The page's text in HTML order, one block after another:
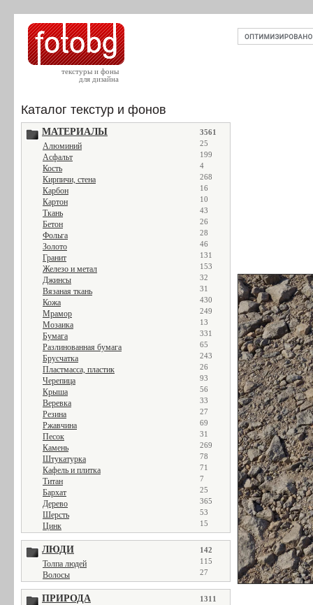
текстуры и фоны
для дизайна
Каталог текстур и фонов
МАТЕРИАЛЫ 3561
Алюминий 25
Асфальт 199
Кость 4
Кирпичи, стена 268
Карбон 16
Картон 10
Ткань 43
Бетон 26
Фольга 28
Золото 46
Гранит 131
Железо и метал 153
Джинсы 32
Вязаная ткань 31
Кожа 430
Мрамор 249
Мозаика 13
Бумага 331
Разлинованная бумага 65
Брусчатка 243
Пластмасса, пластик 26
Черепица 93
Крыша 56
Веревка 33
Резина 27
Ржавчина 69
Песок 31
Камень 269
Штукатурка 78
Кафель и плитка 71
Титан 7
Бархат 25
Дерево 365
Шерсть 53
Цинк 15
ЛЮДИ 142
Толпа людей 115
Волосы 27
ПРИРОДА 1311